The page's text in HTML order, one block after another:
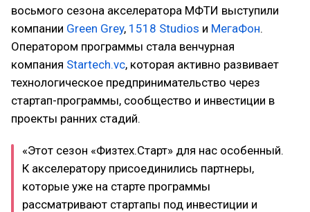
восьмого сезона акселератора МФТИ выступили
компании Green Grey, 1518 Studios и МегаФон.
Оператором программы стала венчурная
компания Startech.vc, которая активно развивает
технологическое предпринимательство через
стартап-программы, сообщество и инвестиции в
проекты ранних стадий.
«Этот сезон «Физтех.Старт» для нас особенный.
К акселератору присоединились партнеры,
которые уже на старте программы
рассматривают стартапы под инвестиции и